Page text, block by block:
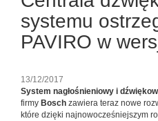
systemu
PAVIRO w
13/12/2017
System nagłośnieniowy i
firmy Bosch zawiera teraz nowe
które dzięki najnowocześniejszym